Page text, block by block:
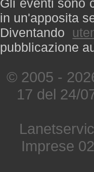
Gli eventi sono
in un'apposita
Diventando
pubblicazione
© 2005 -
17 del 24/
Imprese